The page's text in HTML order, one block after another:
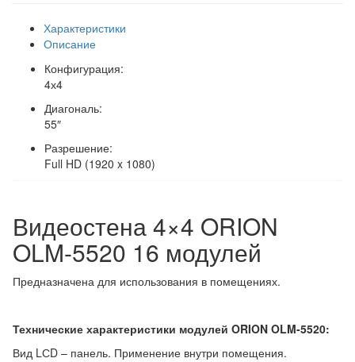
Характеристики
Описание
Конфигурация:
4х4
Диагональ:
55″
Разрешение:
Full HD (1920 x 1080)
Видеостена 4×4 ORION
OLM-5520 16 модулей
Предназначена для использования в помещениях.
Технические характеристики модулей ORION OLM-5520:
Вид LСD – панель. Применение внутри помещения.